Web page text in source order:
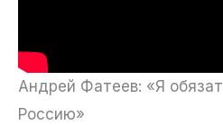
Андрей Фатеев: «Я
Россию»